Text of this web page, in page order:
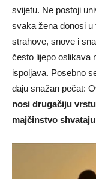
svijetu. Ne postoji
svaka žena donosi u
strahove, snove i
često lijepo oslikava
ispoljava. Posebno
daju snažan pečat:
nosi drugačiju
majčinstvo